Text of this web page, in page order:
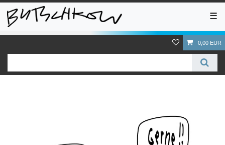
☰
0,00 EUR